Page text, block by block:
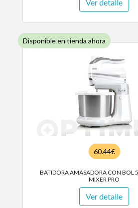
Ver detalle
Disponible en tienda ahora
60.44€
BATIDORA AMASADORA CON BOL
MIXER PRO
Ver detalle